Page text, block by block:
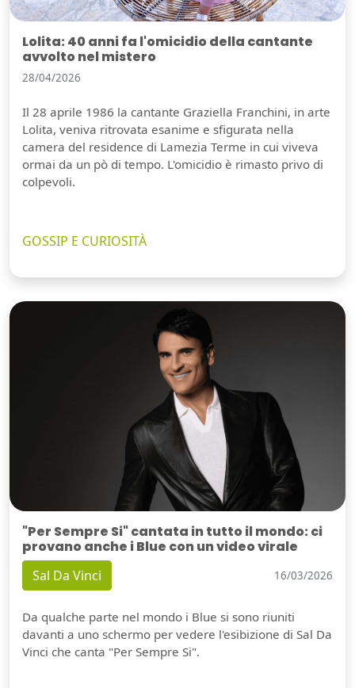
Lolita: 40 anni fa l'omicidio della cantante
avvolto nel mistero
28/04/2026
Il 28 aprile 1986 la cantante Graziella Franchini, in arte
Lolita, veniva ritrovata esanime e sfigurata nella
camera del residence di Lamezia Terme in cui viveva
ormai da un pò di tempo. L'omicidio è rimasto privo di
colpevoli.
GOSSIP E CURIOSITÀ
"Per Sempre Si" cantata in tutto il mondo: ci
provano anche i Blue con un video virale
Sal Da Vinci 16/03/2026
Da qualche parte nel mondo i Blue si sono riuniti
davanti a uno schermo per vedere l'esibizione di Sal Da
Vinci che canta "Per Sempre Si".